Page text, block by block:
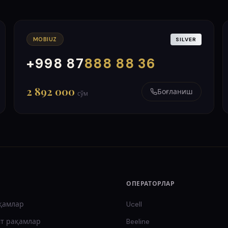
MOBIUZ SILVER
+998 87888 88 36
000
999
2 892 000 сўм Боғланиш
рақамлар
ОПЕРАТОРЛАР
Ucell
Beeline